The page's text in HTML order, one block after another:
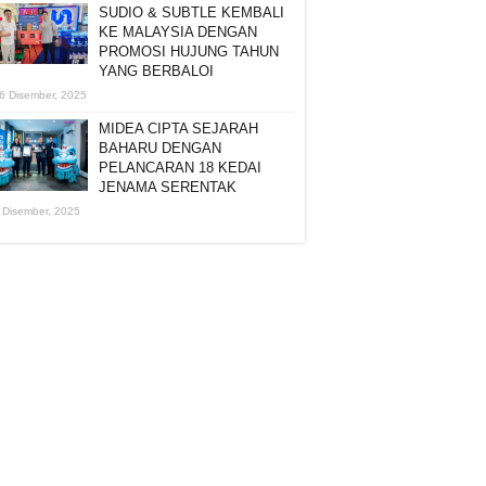
SUDIO & SUBTLE KEMBALI
KE MALAYSIA DENGAN
PROMOSI HUJUNG TAHUN
YANG BERBALOI
Disember, 2025
MIDEA CIPTA SEJARAH
BAHARU DENGAN
PELANCARAN 18 KEDAI
JENAMA SERENTAK
Disember, 2025